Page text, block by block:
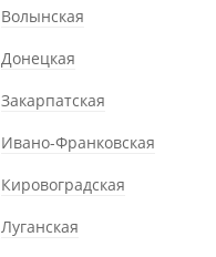
Волынская
Донецкая
Закарпатская
Ивано-Франковская
Кировоградская
Луганская